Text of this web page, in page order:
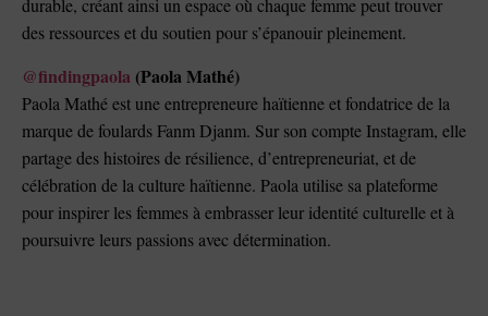
durable, créant ainsi un espace où chaque femme peut trouver
des ressources et du soutien pour s’épanouir pleinement.
@findingpaola (Paola Mathé)
Paola Mathé est une entrepreneure haïtienne et fondatrice de la
marque de foulards Fanm Djanm. Sur son compte Instagram, elle
partage des histoires de résilience, d’entrepreneuriat, et de
célébration de la culture haïtienne. Paola utilise sa plateforme
pour inspirer les femmes à embrasser leur identité culturelle et à
poursuivre leurs passions avec détermination.